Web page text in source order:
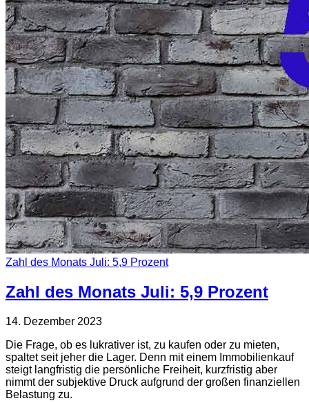
Zahl des Monats Juli: 5,9 Prozent
Zahl des Monats Juli: 5,9 Prozent
14. Dezember 2023
Die Frage, ob es lukrativer ist, zu kaufen oder zu mieten,
spaltet seit jeher die Lager. Denn mit einem Immobilienkauf
steigt langfristig die persönliche Freiheit, kurzfristig aber
nimmt der subjektive Druck aufgrund der großen finanziellen
Belastung zu.